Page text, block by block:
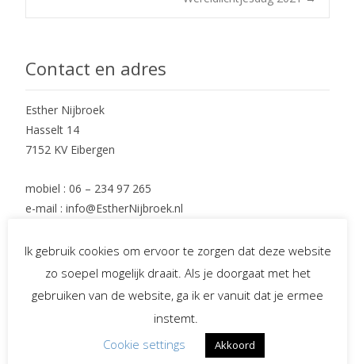
Contact en adres
Esther Nijbroek
Hasselt 14
7152 KV Eibergen
mobiel : 06 – 234 97 265
e-mail : info@EstherNijbroek.nl
Social Media
Spreekster bij uitvaarten
Ik gebruik cookies om ervoor te zorgen dat deze website
zo soepel mogelijk draait. Als je doorgaat met het
gebruiken van de website, ga ik er vanuit dat je ermee
instemt.
Cookie settings
Akkoord